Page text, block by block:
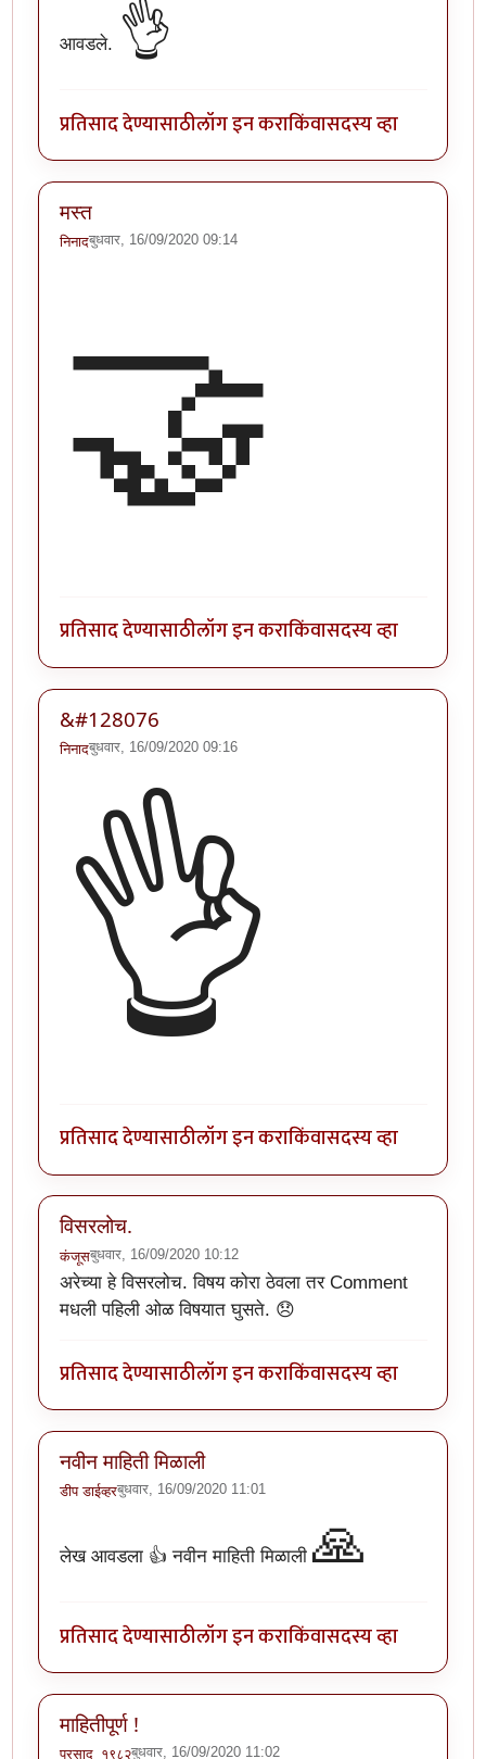
आवडले. 👌
प्रतिसाद देण्यासाठीलॉग इन कराकिंवासदस्य व्हा
मस्त
निनादबुधवार, 16/09/2020 09:14
🤝
प्रतिसाद देण्यासाठीलॉग इन कराकिंवासदस्य व्हा
&#128076
निनादबुधवार, 16/09/2020 09:16
👌
प्रतिसाद देण्यासाठीलॉग इन कराकिंवासदस्य व्हा
विसरलोच.
कंजूसबुधवार, 16/09/2020 10:12
अरेच्या हे विसरलोच. विषय कोरा ठेवला तर Comment
मधली पहिली ओळ विषयात घुसते. 😞
प्रतिसाद देण्यासाठीलॉग इन कराकिंवासदस्य व्हा
नवीन माहिती मिळाली
डीप डाईव्हरबुधवार, 16/09/2020 11:01
लेख आवडला 👍 नवीन माहिती मिळाली 🙏
प्रतिसाद देण्यासाठीलॉग इन कराकिंवासदस्य व्हा
माहितीपूर्ण !
प्रसाद_१९८२बुधवार, 16/09/2020 11:02